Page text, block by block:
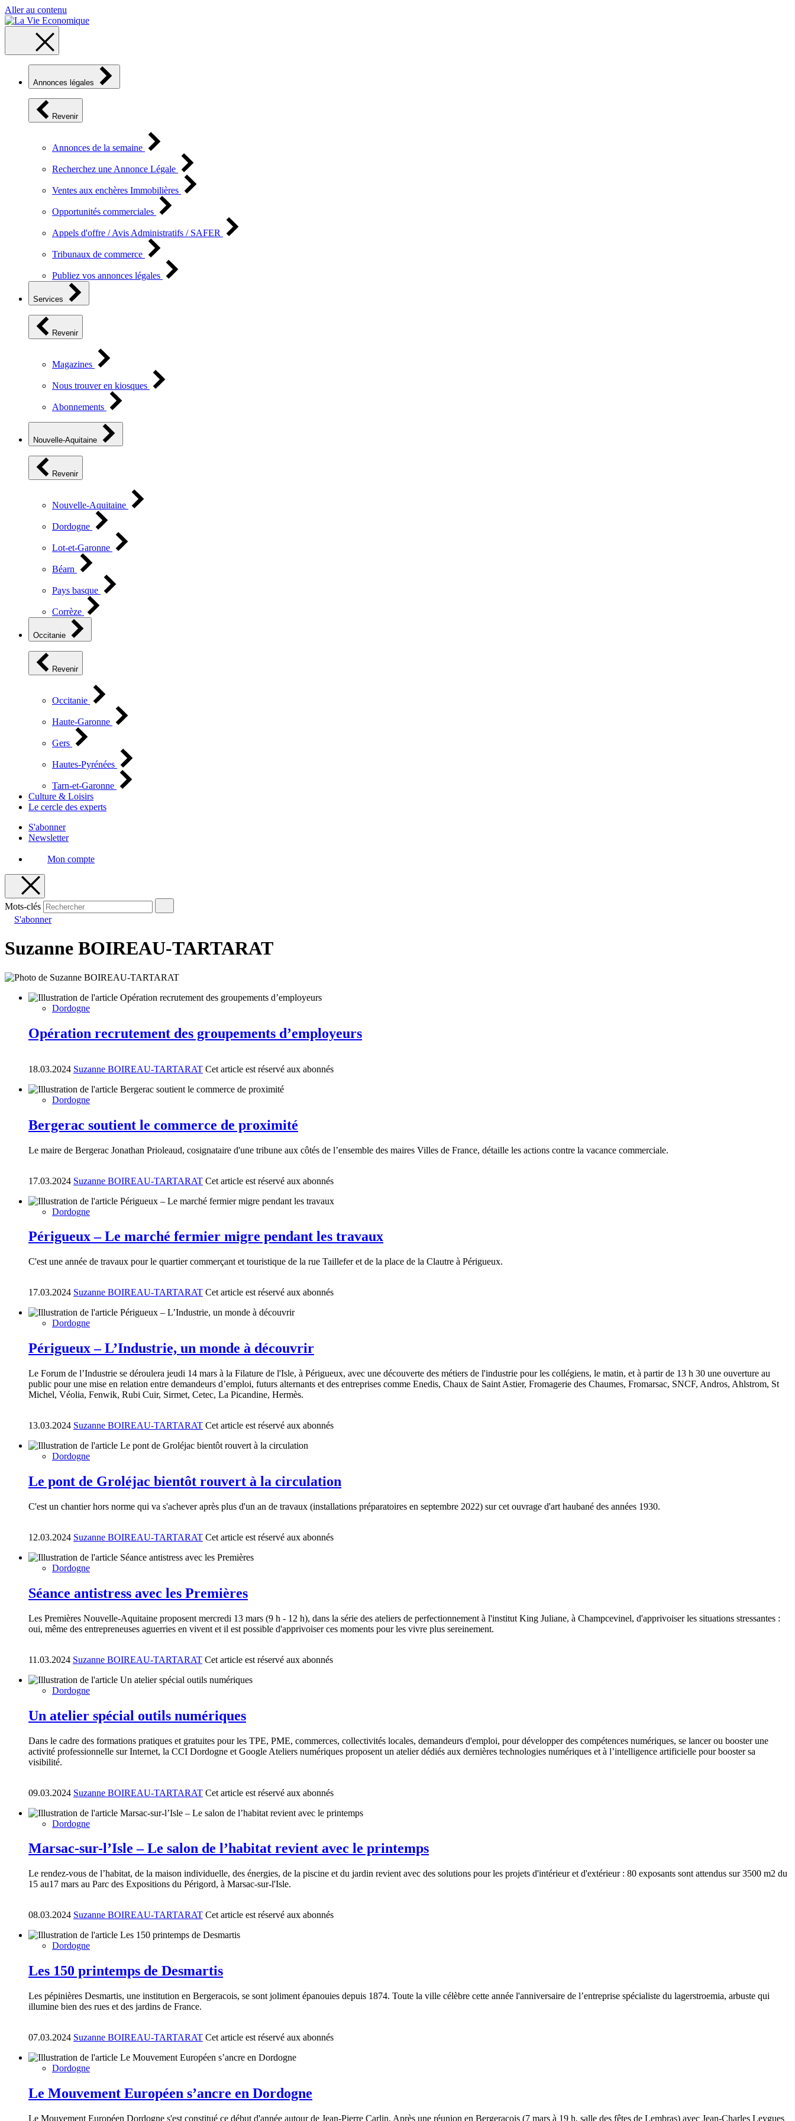
Aller au contenu
Annonces légales
Revenir
Annonces de la semaine
Recherchez une Annonce Légale
Ventes aux enchères Immobilières
Opportunités commerciales
Appels d'offre / Avis Administratifs / SAFER
Tribunaux de commerce
Publiez vos annonces légales
Services
Revenir
Magazines
Nous trouver en kiosques
Abonnements
Nouvelle-Aquitaine
Revenir
Nouvelle-Aquitaine
Dordogne
Lot-et-Garonne
Béarn
Pays basque
Corrèze
Occitanie
Revenir
Occitanie
Haute-Garonne
Gers
Hautes-Pyrénées
Tarn-et-Garonne
Culture & Loisirs
Le cercle des experts
S'abonner
Newsletter
Mon compte
Mots-clés
S'abonner
Suzanne BOIREAU-TARTARAT
Dordogne
Opération recrutement des groupements d’employeurs
18.03.2024 Suzanne BOIREAU-TARTARAT Cet article est réservé aux abonnés
Dordogne
Bergerac soutient le commerce de proximité
Le maire de Bergerac Jonathan Prioleaud, cosignataire d'une tribune aux côtés de l’ensemble des maires Villes de France, détaille les actions contre la vacance commerciale.
17.03.2024 Suzanne BOIREAU-TARTARAT Cet article est réservé aux abonnés
Dordogne
Périgueux – Le marché fermier migre pendant les travaux
C'est une année de travaux pour le quartier commerçant et touristique de la rue Taillefer et de la place de la Clautre à Périgueux.
17.03.2024 Suzanne BOIREAU-TARTARAT Cet article est réservé aux abonnés
Dordogne
Périgueux – L’Industrie, un monde à découvrir
Le Forum de l’Industrie se déroulera jeudi 14 mars à la Filature de l'Isle, à Périgueux, avec une découverte des métiers de l'industrie pour les collégiens, le matin, et à partir de 13 h 30 une ouverture au
public pour une mise en relation entre demandeurs d’emploi, futurs alternants et des entreprises comme Enedis, Chaux de Saint Astier, Fromagerie des Chaumes, Fromarsac, SNCF, Andros, Ahlstrom, St
Michel, Véolia, Fenwik, Rubi Cuir, Sirmet, Cetec, La Picandine, Hermès.
13.03.2024 Suzanne BOIREAU-TARTARAT Cet article est réservé aux abonnés
Dordogne
Le pont de Groléjac bientôt rouvert à la circulation
C'est un chantier hors norme qui va s'achever après plus d'un an de travaux (installations préparatoires en septembre 2022) sur cet ouvrage d'art haubané des années 1930.
12.03.2024 Suzanne BOIREAU-TARTARAT Cet article est réservé aux abonnés
Dordogne
Séance antistress avec les Premières
Les Premières Nouvelle-Aquitaine proposent mercredi 13 mars (9 h - 12 h), dans la série des ateliers de perfectionnement à l'institut King Juliane, à Champcevinel, d'apprivoiser les situations stressantes :
oui, même des entrepreneuses aguerries en vivent et il est possible d'apprivoiser ces moments pour les vivre plus sereinement.
11.03.2024 Suzanne BOIREAU-TARTARAT Cet article est réservé aux abonnés
Dordogne
Un atelier spécial outils numériques
Dans le cadre des formations pratiques et gratuites pour les TPE, PME, commerces, collectivités locales, demandeurs d'emploi, pour développer des compétences numériques, se lancer ou booster une
activité professionnelle sur Internet, la CCI Dordogne et Google Ateliers numériques proposent un atelier dédiés aux dernières technologies numériques et à l’intelligence artificielle pour booster sa
visibilité.
09.03.2024 Suzanne BOIREAU-TARTARAT Cet article est réservé aux abonnés
Dordogne
Marsac-sur-l’Isle – Le salon de l’habitat revient avec le printemps
Le rendez-vous de l’habitat, de la maison individuelle, des énergies, de la piscine et du jardin revient avec des solutions pour les projets d'intérieur et d'extérieur : 80 exposants sont attendus sur 3500 m2 du
15 au17 mars au Parc des Expositions du Périgord, à Marsac-sur-l'Isle.
08.03.2024 Suzanne BOIREAU-TARTARAT Cet article est réservé aux abonnés
Dordogne
Les 150 printemps de Desmartis
Les pépinières Desmartis, une institution en Bergeracois, se sont joliment épanouies depuis 1874. Toute la ville célèbre cette année l'anniversaire de l’entreprise spécialiste du lagerstroemia, arbuste qui
illumine bien des rues et des jardins de France.
07.03.2024 Suzanne BOIREAU-TARTARAT Cet article est réservé aux abonnés
Dordogne
Le Mouvement Européen s’ancre en Dordogne
Le Mouvement Européen Dordogne s'est constitué ce début d'année autour de Jean-Pierre Carlin. Après une réunion en Bergeracois (7 mars à 19 h, salle des fêtes de Lembras) avec Jean-Charles Leygues